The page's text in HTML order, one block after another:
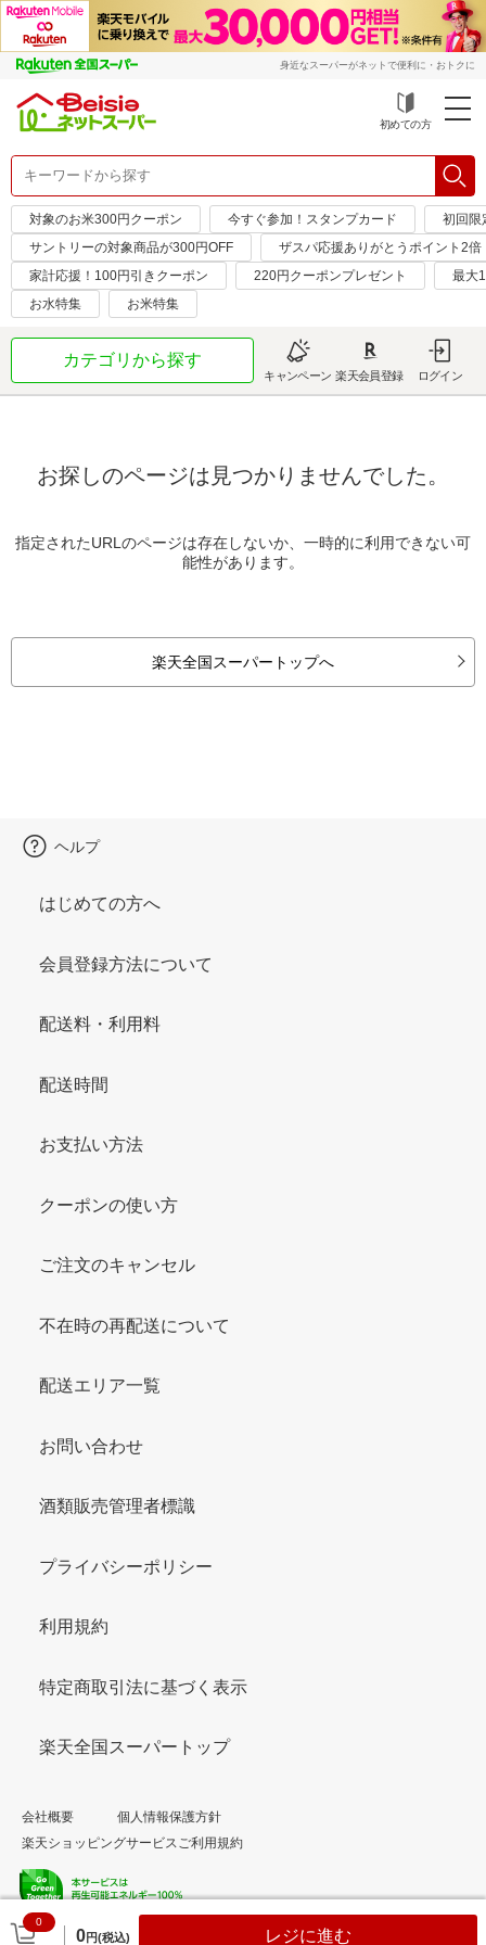
身近なスーパーがネットで便利に・おトクに
初めての方
対象のお米300円クーポン 今すぐ参加！スタンプカード
初回限
サントリーの対象商品が300円OFF
ザスパ応援ありがとうポイント2倍
家計応援！100円引きクーポン
220円クーポンプレゼント
最大
お水特集
お米特集
カテゴリから探す
キャンペーン 楽天会員登録 ログイン
お探しのページは見つかりませんでした。
指定されたURLのページは存在しないか、一時的に利用できない可
能性があります。
楽天全国スーパートップへ
0
0円(税込) レジに進む
ヘルプ
はじめての方へ
会員登録方法について
配送料・利用料
配送時間
お支払い方法
クーポンの使い方
ご注文のキャンセル
不在時の再配送について
配送エリア一覧
お問い合わせ
酒類販売管理者標識
プライバシーポリシー
利用規約
特定商取引法に基づく表示
楽天全国スーパートップ
会社概要
個人情報保護方針
楽天ショッピングサービスご利用規約
© Rakuten Group, Inc.